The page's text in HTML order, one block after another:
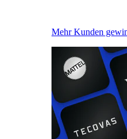
Mehr Kunden